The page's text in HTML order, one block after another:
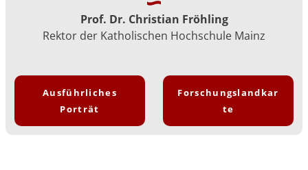
Prof. Dr. Christian Fröhling
Rektor der Katholischen Hochschule Mainz
Ausführliches
Porträt
Forschungslandkar
te